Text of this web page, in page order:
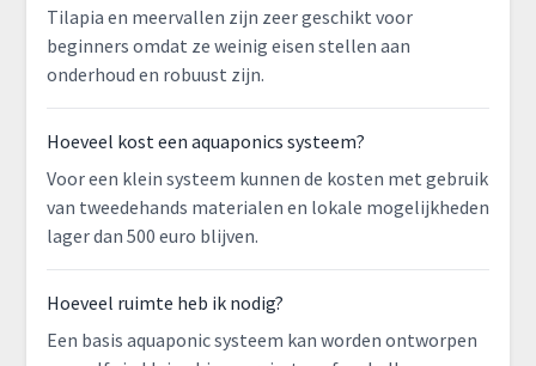
Tilapia en meervallen zijn zeer geschikt voor
beginners omdat ze weinig eisen stellen aan
onderhoud en robuust zijn.
Hoeveel kost een aquaponics systeem?
Voor een klein systeem kunnen de kosten met gebruik
van tweedehands materialen en lokale mogelijkheden
lager dan 500 euro blijven.
Hoeveel ruimte heb ik nodig?
Een basis aquaponic systeem kan worden ontworpen